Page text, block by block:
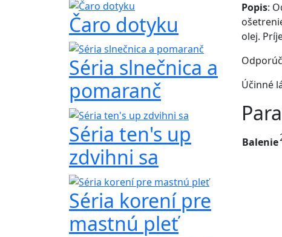
Čaro dotyku
Séria slnečnica a
pomaranč
Séria ten's up
zdvihni sa
Séria korení pre
mastnú pleť
Popis:
olej.
Účinné
Balenie